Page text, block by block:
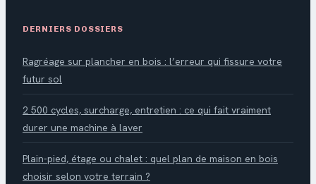
DERNIERS DOSSIERS
Ragréage sur plancher en bois : l’erreur qui fissure votre
futur sol
2 500 cycles, surcharge, entretien : ce qui fait vraiment
durer une machine à laver
Plain-pied, étage ou chalet : quel plan de maison en bois
choisir selon votre terrain ?